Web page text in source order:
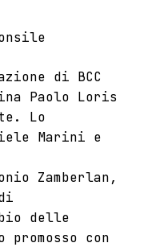
di BCC
Paolo Loris
Lo
Marini e
Zamberlan,
delle
con